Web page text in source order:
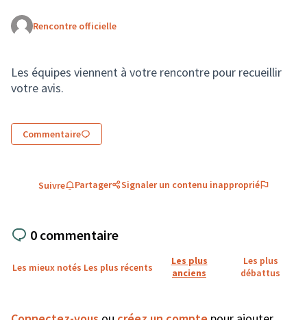
(Lien externe)
Rencontre officielle
Les équipes viennent à votre rencontre pour recueillir
votre avis.
Commentaire
Suivre Partager Signaler un contenu inapproprié
0 commentaire
Les mieux notés Les plus récents
Les plus
anciens
Les plus
débattus